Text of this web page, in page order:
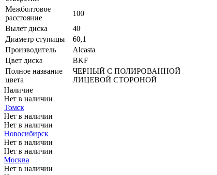
Межболтовое
расстояние
100
Вылет диска
40
Диаметр ступицы
60,1
Производитель
Alcasta
Цвет диска
BKF
Полное название
цвета
ЧЕРНЫЙ С ПОЛИРОВАННОЙ
ЛИЦЕВОЙ СТОРОНОЙ
Наличие
Нет в наличии
Томск
Нет в наличии
Нет в наличии
Новосибирск
Нет в наличии
Нет в наличии
Москва
Нет в наличии